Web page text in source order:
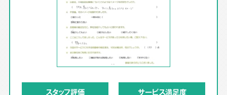
スタッフ評価 サービス満足度